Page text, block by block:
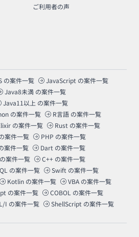
ご利用者の声
の案件一覧 JavaScript の案件一覧
Java8未満 の案件一覧
Java11以上 の案件一覧
の案件一覧 R言語 の案件一覧
の案件一覧 Rust の案件一覧
案件一覧 PHP の案件一覧
案件一覧 Dart の案件一覧
の案件一覧 C++ の案件一覧
の案件一覧 Swift の案件一覧
Kotlin の案件一覧 VBA の案件一覧
の案件一覧 COBOL の案件一覧
I の案件一覧 ShellScript の案件一覧